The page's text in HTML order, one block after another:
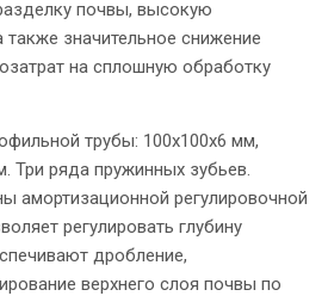
почвы, высокую
также значительное снижение
на сплошную обработку
трубы: 100х100х6 мм,
Три ряда пружинных зубьев.
амортизационной регулировочной
регулировать глубину
дробление,
верхнего слоя почвы по